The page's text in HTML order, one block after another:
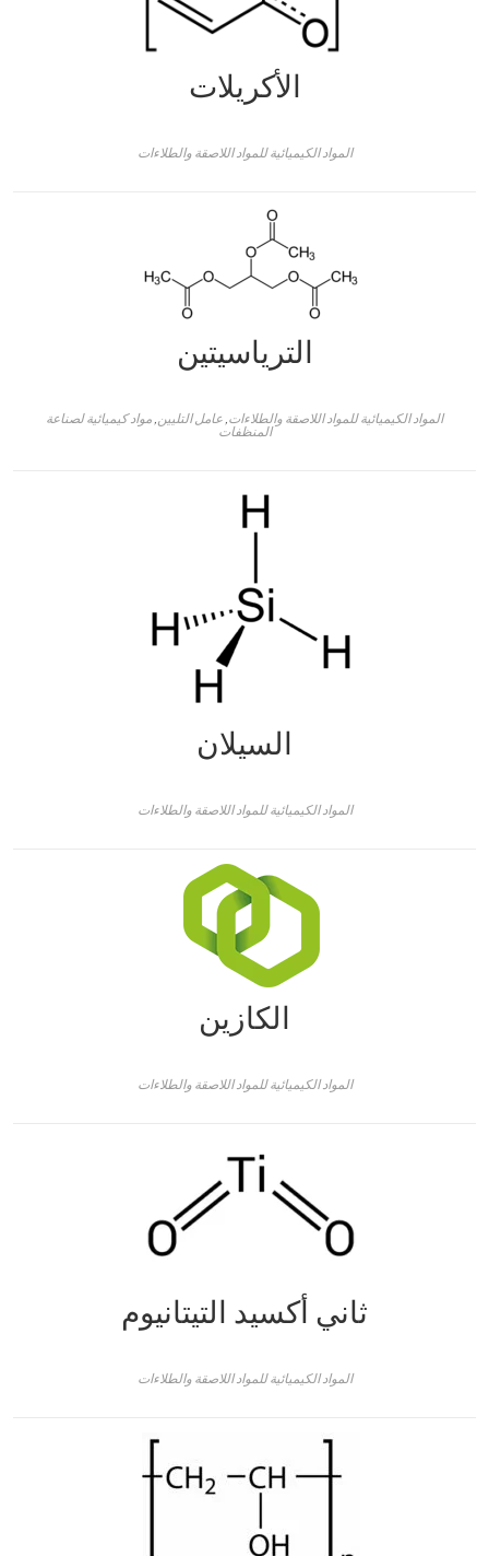
الأكريلات
المواد الكيميائية للمواد اللاصقة والطلاءات
الترياسيتين
المواد الكيميائية للمواد اللاصقة والطلاءات,عامل التليين,مواد كيميائية لصناعة
المنظفات
السيلان
المواد الكيميائية للمواد اللاصقة والطلاءات
الكازين
المواد الكيميائية للمواد اللاصقة والطلاءات
ثاني أكسيد التيتانيوم
المواد الكيميائية للمواد اللاصقة والطلاءات